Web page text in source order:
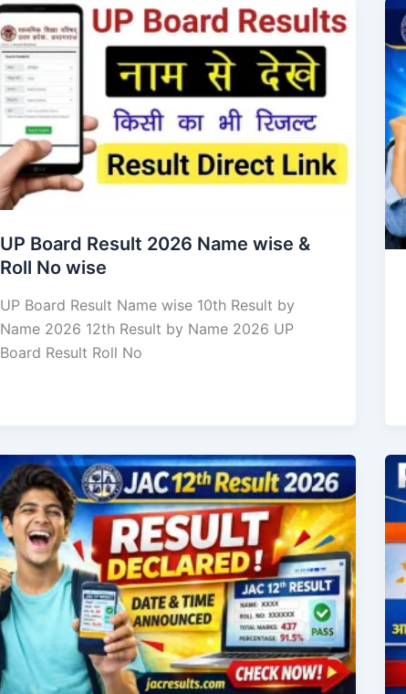
UP Board Result 2026 Name wise &
Roll No wise
UP Board Result Name wise 10th Result by
Name 2026 12th Result by Name 2026 UP
Board Result Roll No